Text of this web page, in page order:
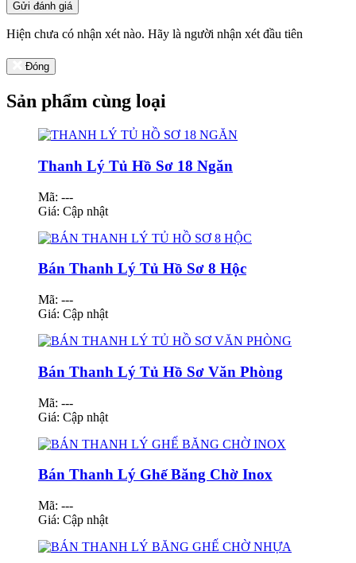
Gửi đánh giá
Hiện chưa có nhận xét nào. Hãy là người nhận xét đầu tiên
Đóng
Sản phẩm cùng loại
Thanh Lý Tủ Hồ Sơ 18 Ngăn
Mã: ---
Giá: Cập nhật
Bán Thanh Lý Tủ Hồ Sơ 8 Hộc
Mã: ---
Giá: Cập nhật
Bán Thanh Lý Tủ Hồ Sơ Văn Phòng
Mã: ---
Giá: Cập nhật
Bán Thanh Lý Ghế Băng Chờ Inox
Mã: ---
Giá: Cập nhật